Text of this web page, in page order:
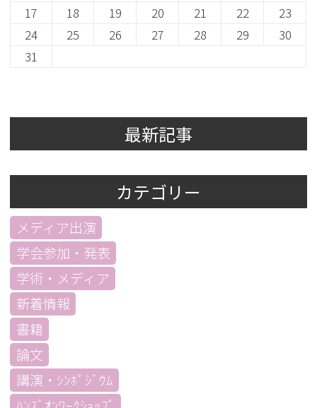
17
18 19 20 21 22
23
24
25 26 27 28 29
30
31
最新記事
カテゴリー
メディア出演
学会参加・発表
学術・メディア
新着情報
書籍
論文
講演・ｼﾝﾎﾟｼﾞｳﾑ